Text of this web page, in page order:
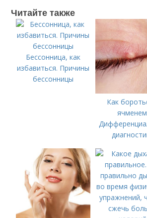
Читайте также
Бессонница, как
избавиться. Причины
бессонницы
Как